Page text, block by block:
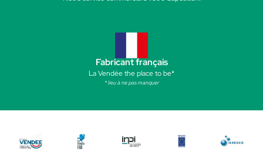
Fabricant français
La Vendée the place to be*
* lieu à ne pas manquer